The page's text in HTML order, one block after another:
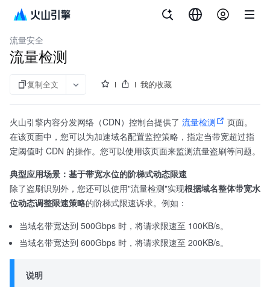
内容分发网络
流量安全
流量检测
复制全文 我的收藏
火山引擎内容分发网络（CDN）控制台提供了 流量检测
页面。
在该页面中，您可以为加速域名配置监控策略，指定当带宽超过指
定阈值时 CDN 的操作。您可以使用该页面来监测流量盗刷等问题。
典型应用场景：基于带宽水位的阶梯式动态限速
除了盗刷识别外，您还可以使用"流量检测"实现根据域名整体带宽水
位动态调整限速策略的阶梯式限速诉求。例如：
当域名带宽达到 500Gbps 时，将请求限速至 100KB/s。
当域名带宽达到 600Gbps 时，将请求限速至 200KB/s。
说明